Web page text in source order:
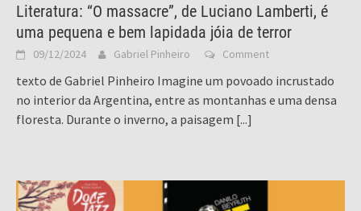
Literatura: “O massacre”, de Luciano Lamberti, é
uma pequena e bem lapidada jóia de terror
09/12/2024 Gabriel Pinheiro Comment
texto de Gabriel Pinheiro Imagine um povoado incrustado
no interior da Argentina, entre as montanhas e uma densa
floresta. Durante o inverno, a paisagem [...]